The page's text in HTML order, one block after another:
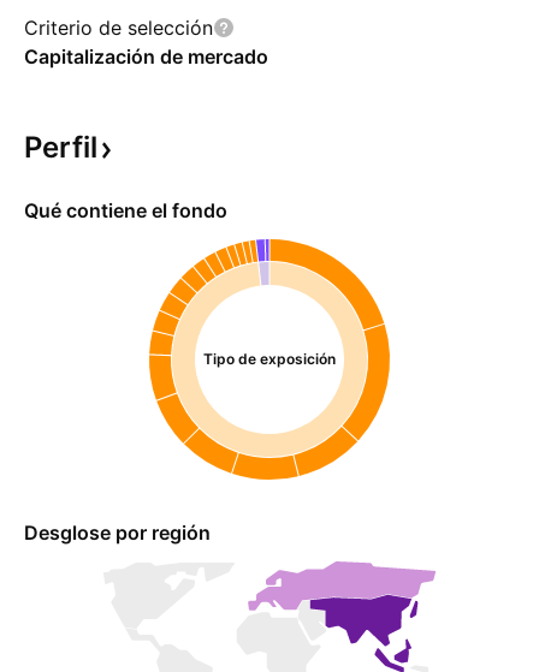
Criterio de selección
Capitalización de mercado
Perfil
Qué contiene el fondo
Tipo de exposición
Desglose por región